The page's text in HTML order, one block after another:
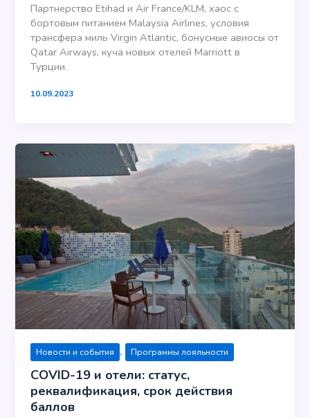
Партнерство Etihad и Air France/KLM, хаос с
бортовым питанием Malaysia Airlines, условия
трансфера миль Virgin Atlantic, бонусные авиосы от
Qatar Airways, куча новых отелей Marriott в
Турции.
10.09.2023
Новости и события , Программы лояльности
COVID-19 и отели: статус,
реквалификация, срок действия
баллов